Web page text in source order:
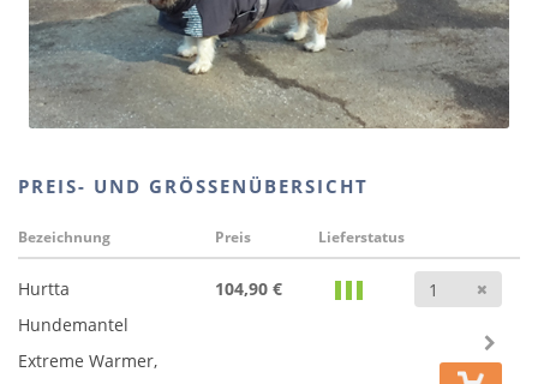
PREIS- UND GRÖSSENÜBERSICHT
Bezeichnung Preis Lieferstatus
Hurtta
Hundemantel
Extreme Warmer,
104,90 €